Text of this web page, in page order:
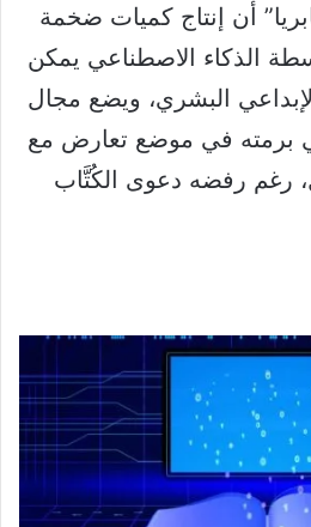
أن إنتاج كميات ضخمة
الذكاء الاصطناعي يمكن
البشري، ويضع مجال
برمته في موضع تعارض مع
رغم رفضه دعوى الكُتَّاب